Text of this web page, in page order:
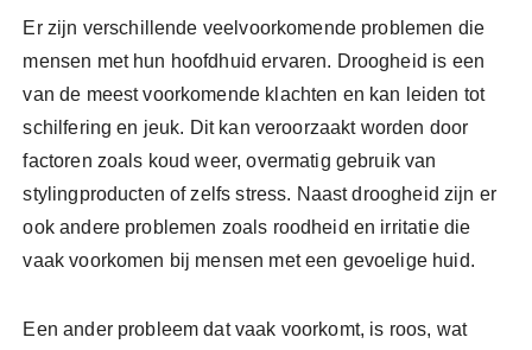
Er zijn verschillende veelvoorkomende problemen die
mensen met hun hoofdhuid ervaren. Droogheid is een
van de meest voorkomende klachten en kan leiden tot
schilfering en jeuk. Dit kan veroorzaakt worden door
factoren zoals koud weer, overmatig gebruik van
stylingproducten of zelfs stress. Naast droogheid zijn er
ook andere problemen zoals roodheid en irritatie die
vaak voorkomen bij mensen met een gevoelige huid.
Een ander probleem dat vaak voorkomt, is roos, wat